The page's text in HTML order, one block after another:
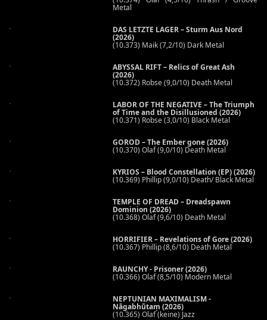
Metal
DAS LETZTE LAGER – Sturm Aus Nord
(2026)
(10.373) Maik (7,2/10) Dark Metal
ABYSSAL RIFT – Relics of Great Ash
(2026)
(10.372) Robse (9,0/10) Death Metal
LABOR OF THE NEGATIVE – The Triumph
of Time and the Disillusioned (2026)
(10.371) Robse (3,0/10) Black Metal
GOROD – The Ember gone (2026)
(10.370) Olaf (9,0/10) Death Metal
KYRIOS – Blood Constellation (EP) (2026)
(10.369) Phillip (9,0/10) Death/ Black Metal
TEMPLE OF DREAD – Dreadspawn
Dominion (2026)
(10.368) Olaf (9,6/10) Death Metal
HORRIFIER – Revelations of Gore (2026)
(10.367) Phillip (8,6/10) Death Metal
RAUNCHY - Prisoner (2026)
(10.366) Olaf (8,5/10) Modern Metal
NEPTUNIAN MAXIMALISM -
Nāgabhūtaṃ (2026)
(10.365) Olaf (keine) Jazz